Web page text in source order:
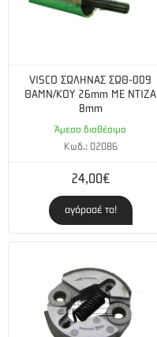
VISCO ΣΩΛΗΝΑΣ ΣΩΘ-009
ΘΑΜΝ/ΚΟΥ 26mm ΜΕ ΝΤΙΖΑ
8mm
Άμεσα διαθέσιμο
Κωδ.: 02086
24,00€
αγόρασέ το!